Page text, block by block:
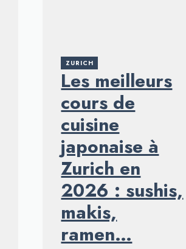
ZURICH
Les meilleurs
cours de
cuisine
japonaise à
Zurich en
2026 : sushis,
makis,
ramen…